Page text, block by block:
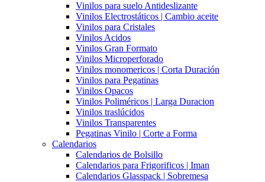
Vinilos para suelo Antideslizante
Vinilos Electrostáticos | Cambio aceite
Vinilos para Cristales
Vinilos Acidos
Vinilos Gran Formato
Vinilos Microperforado
Vinilos monomericos | Corta Duración
Vinilos para Pegatinas
Vinilos Opacos
Vinilos Poliméricos | Larga Duracion
Vinilos traslúcidos
Vinilos Transparentes
Pegatinas Vinilo | Corte a Forma
Calendarios
Calendarios de Bolsillo
Calendarios para Frigorificos | Iman
Calendarios Glasspack | Sobremesa